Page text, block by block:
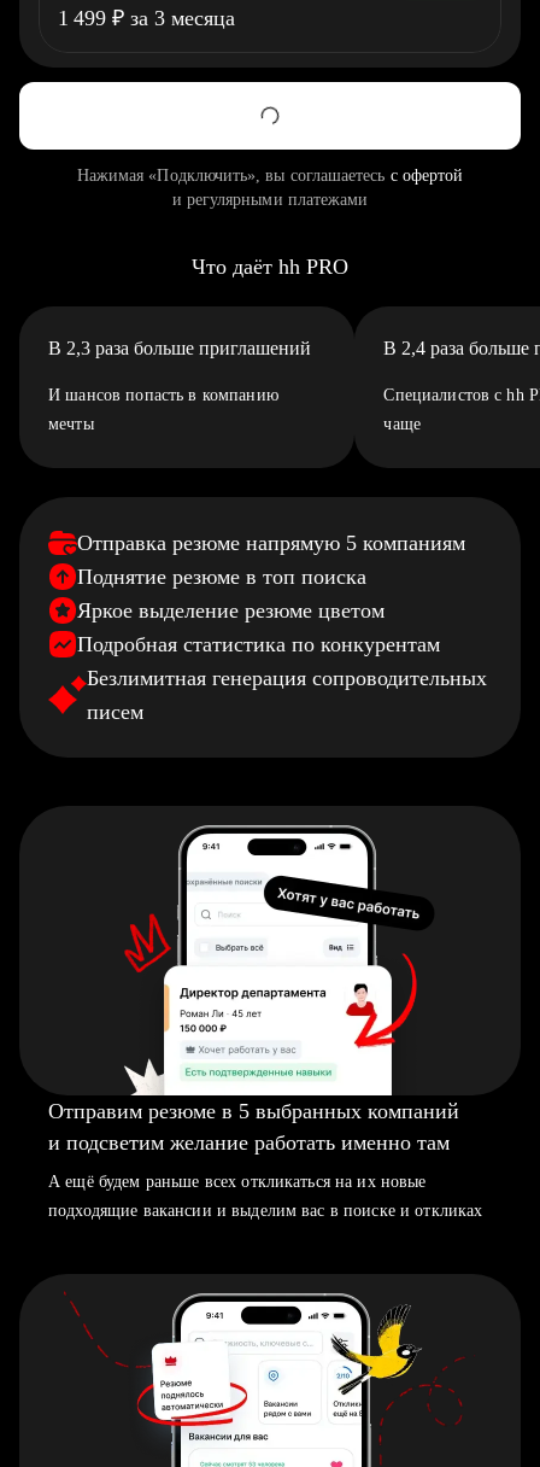
1 499 ₽ за 3 месяца
Нажимая «Подключить», вы соглашаетесь с офертой
и регулярными платежами
Что даёт hh PRO
В 2,3 раза больше приглашений
И шансов попасть в компанию
мечты
В 2,4 раза больше
Специалистов с hh
чаще
Отправка резюме напрямую 5 компаниям
Поднятие резюме в топ поиска
Яркое выделение резюме цветом
Подробная статистика по конкурентам
Безлимитная генерация сопроводительных
писем
Отправим резюме в 5 выбранных компаний
и подсветим желание работать именно там
А ещё будем раньше всех откликаться на их новые
подходящие вакансии и выделим вас в поиске и откликах